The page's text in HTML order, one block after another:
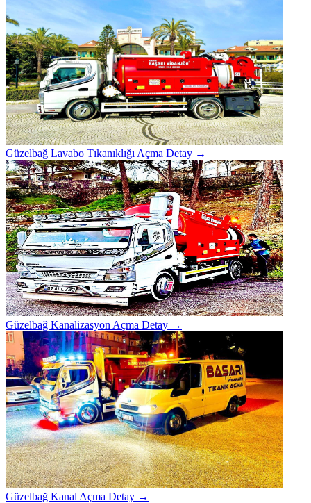
Güzelbağ Lavabo Tıkanıklığı Açma Detay →
Güzelbağ Kanalizasyon Açma Detay →
Güzelbağ Kanal Açma Detay →